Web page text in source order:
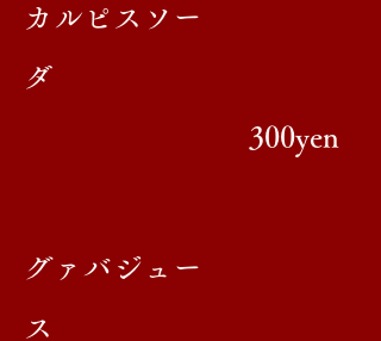
カルピスソー
ダ
300yen
​グァバジュー
ス